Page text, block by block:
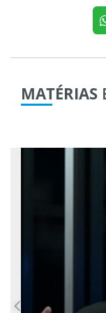
MATÉRIAS